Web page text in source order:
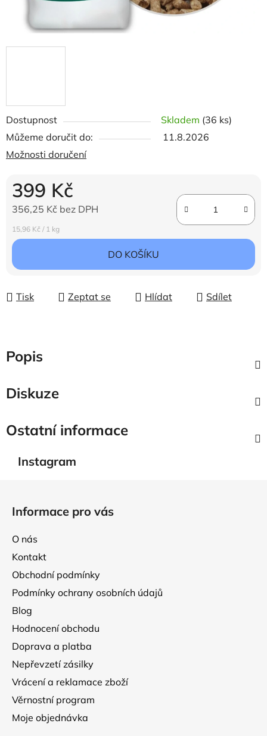
Dostupnost Skladem (36 ks)
Můžeme doručit do:
11.8.2026
Možnosti doručení
399 Kč
356,25 Kč bez DPH
Měrná cena:
15,96 Kč / 1 kg
DO KOŠÍKU
Tisk Zeptat se Hlídat Sdílet
Popis
Diskuze
Ostatní informace
Instagram
Informace pro vás
O nás
Kontakt
Obchodní podmínky
Podmínky ochrany osobních údajů
Blog
Hodnocení obchodu
Doprava a platba
Nepřevzetí zásilky
Vrácení a reklamace zboží
Věrnostní program
Moje objednávka